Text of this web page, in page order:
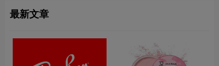
最新文章